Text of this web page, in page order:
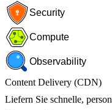
Security
Compute
Observability
Content Delivery (CDN)
Liefern Sie schnelle,